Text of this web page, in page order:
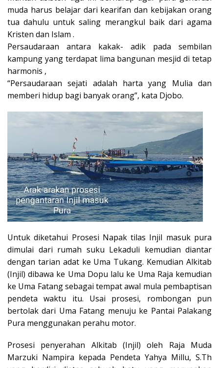
muda harus belajar dari kearifan dan kebijakan orang
tua dahulu untuk saling merangkul baik dari agama
Kristen dan Islam .
Persaudaraan antara kakak- adik pada sembilan
kampung yang terdapat lima bangunan mesjid di tetap
harmonis ,
“Persaudaraan sejati adalah harta yang Mulia dan
memberi hidup bagi banyak orang”, kata Djobo.
Untuk diketahui Prosesi Napak tilas Injil masuk pura
dimulai dari rumah suku Lekaduli kemudian diantar
dengan tarian adat ke Uma Tukang. Kemudian Alkitab
(Injil) dibawa ke Uma Dopu lalu ke Uma Raja kemudian
ke Uma Fatang sebagai tempat awal mula pembaptisan
pendeta waktu itu. Usai prosesi, rombongan pun
bertolak dari Uma Fatang menuju ke Pantai Palakang
Pura menggunakan perahu motor.
Prosesi penyerahan Alkitab (Injil) oleh Raja Muda
Marzuki Nampira kepada Pendeta Yahya Millu, S.Th